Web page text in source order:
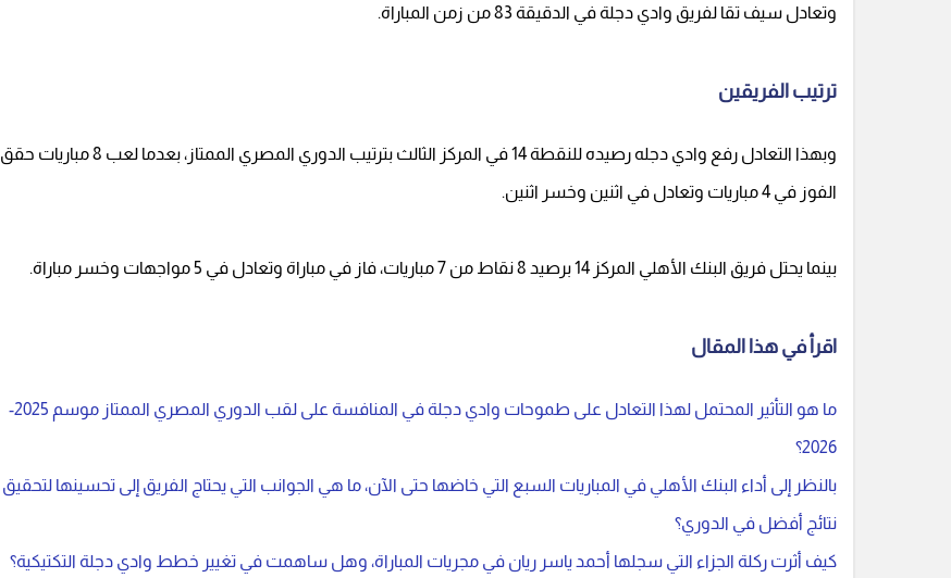
وتعادل سيف تقا لفريق وادي دجلة في الدقيقة 83 من زمن المباراة.
ترتيب الفريقين
وبهذا التعادل رفع وادي دجله رصيده للنقطة 14 في المركز الثالث بترتيب الدوري المصري الممتاز، بعدما لعب 8 مباريات حقق
الفوز في 4 مباريات وتعادل في اثنين وخسر اثنين.
بينما يحتل فريق البنك الأهلي المركز 14 برصيد 8 نقاط من 7 مباريات، فاز في مباراة وتعادل في 5 مواجهات وخسر مباراة.
اقرأ في هذا المقال
ما هو التأثير المحتمل لهذا التعادل على طموحات وادي دجلة في المنافسة على لقب الدوري المصري الممتاز موسم 2025-
2026؟
بالنظر إلى أداء البنك الأهلي في المباريات السبع التي خاضها حتى الآن، ما هي الجوانب التي يحتاج الفريق إلى تحسينها لتحقيق
نتائج أفضل في الدوري؟
كيف أثرت ركلة الجزاء التي سجلها أحمد ياسر ريان في مجريات المباراة، وهل ساهمت في تغيير خطط وادي دجلة التكتيكية؟